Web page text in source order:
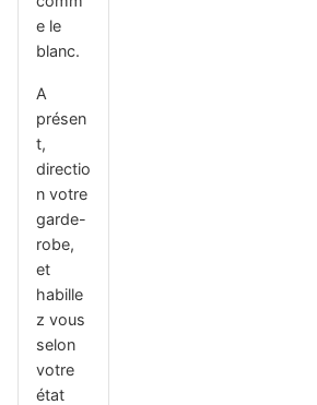
e le
blanc.
A
présen
t,
directio
n votre
garde-
robe,
et
habille
z vous
selon
votre
état